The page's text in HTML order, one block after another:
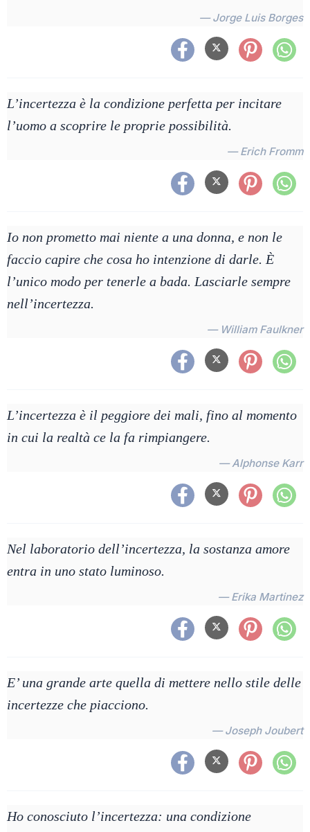
— Jorge Luis Borges
L’incertezza è la condizione perfetta per incitare
l’uomo a scoprire le proprie possibilità.
— Erich Fromm
Io non prometto mai niente a una donna, e non le
faccio capire che cosa ho intenzione di darle. È
l’unico modo per tenerle a bada. Lasciarle sempre
nell’incertezza.
— William Faulkner
L’incertezza è il peggiore dei mali, fino al momento
in cui la realtà ce la fa rimpiangere.
— Alphonse Karr
Nel laboratorio dell’incertezza, la sostanza amore
entra in uno stato luminoso.
— Erika Martinez
E’ una grande arte quella di mettere nello stile delle
incertezze che piacciono.
— Joseph Joubert
Ho conosciuto l’incertezza: una condizione